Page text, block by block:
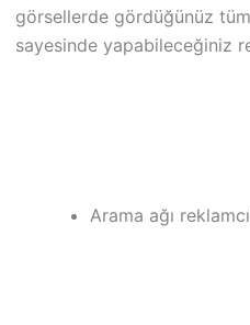
görsellerde gördüğünüz
sayesinde yapabileceğiniz
Arama ağı